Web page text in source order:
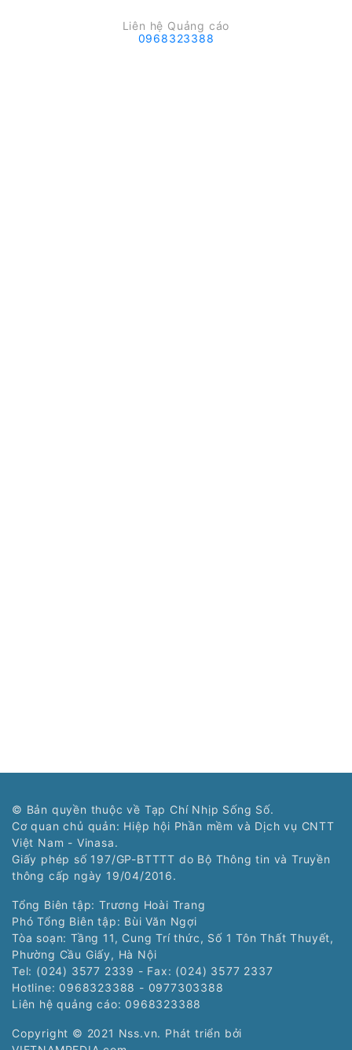
Liên hệ Quảng cáo
0968323388
© Bản quyền thuộc về Tạp Chí Nhịp Sống Số.
Cơ quan chủ quản: Hiệp hội Phần mềm và Dịch vụ CNTT
Việt Nam - Vinasa.
Giấy phép số 197/GP-BTTTT do Bộ Thông tin và Truyền
thông cấp ngày 19/04/2016.
Tổng Biên tập: Trương Hoài Trang
Phó Tổng Biên tập: Bùi Văn Ngợi
Tòa soạn: Tầng 11, Cung Trí thức, Số 1 Tôn Thất Thuyết,
Phường Cầu Giấy, Hà Nội
Tel: (024) 3577 2339 - Fax: (024) 3577 2337
Hotline: 0968323388 - 0977303388
Liên hệ quảng cáo: 0968323388
Copyright © 2021 Nss.vn. Phát triển bởi